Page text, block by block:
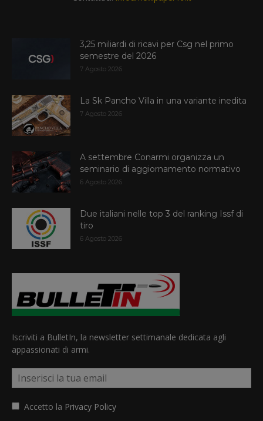
3,25 miliardi di ricavi per Csg nel primo
semestre del 2026
7 Agosto 2026
La Sk Pancho Villa in una variante inedita
7 Agosto 2026
A settembre Conarmi organizza un
seminario di aggiornamento normativo
6 Agosto 2026
Due italiani nelle top 3 del ranking Issf di
tiro
6 Agosto 2026
Iscriviti a BulletIn, la newsletter settimanale dedicata agli
appassionati di armi.
Accetto la Privacy Policy